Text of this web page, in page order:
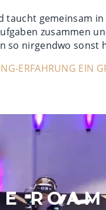
taucht gemeinsam
zusammen
so nirgendwo sonst
ERFAHRUNG EIN